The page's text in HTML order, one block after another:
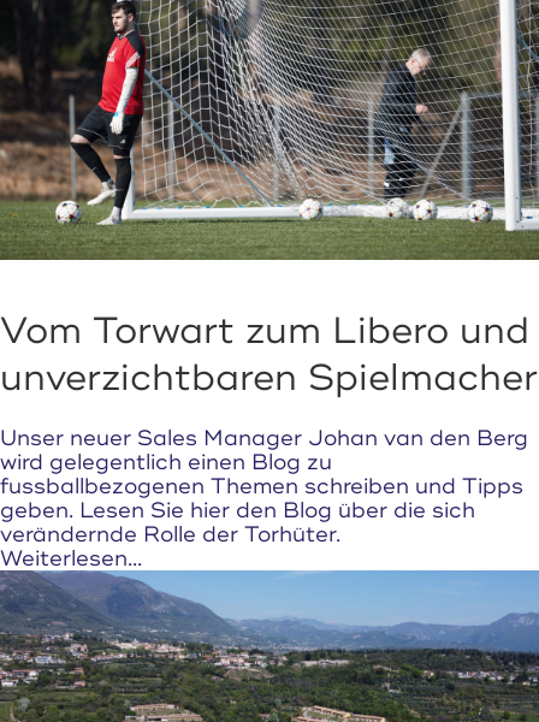
Vom Torwart zum Libero und
unverzichtbaren Spielmacher
Unser neuer Sales Manager Johan van den Berg
wird gelegentlich einen Blog zu
fussballbezogenen Themen schreiben und Tipps
geben. Lesen Sie hier den Blog über die sich
verändernde Rolle der Torhüter.
Weiterlesen...